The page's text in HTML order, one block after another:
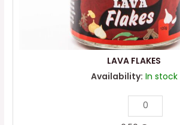
LAVA FLAKES
Availability: In stock